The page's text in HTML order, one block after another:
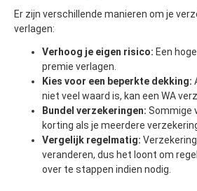
Er zijn verschillende manieren om je
verlagen:
Verhoog je eigen risico: Een
premie verlagen.
Kies voor een beperkte dekking:
niet veel waard is, kan een WA
Bundel verzekeringen: Sommige
korting als je meerdere
Vergelijk regelmatig:
veranderen, dus het loont om
over te stappen indien nodig.